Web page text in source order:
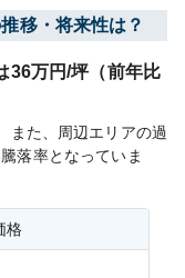
移・将来性は？
36万円/坪（前年比
また、周辺エリアの過
騰落率となっていま
格